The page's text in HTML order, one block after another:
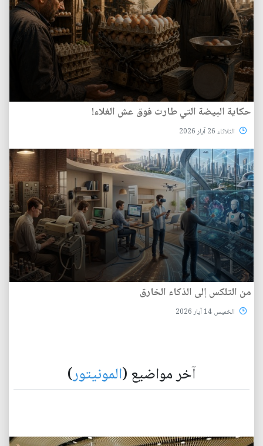
حكاية البيضة التي طارت فوق عش الغلاء!
الثلاثاء 26 آيار 2026
من التلكس إلى الذكاء الخارق
الخميس 14 آيار 2026
آخر مواضيع (المونيتور)